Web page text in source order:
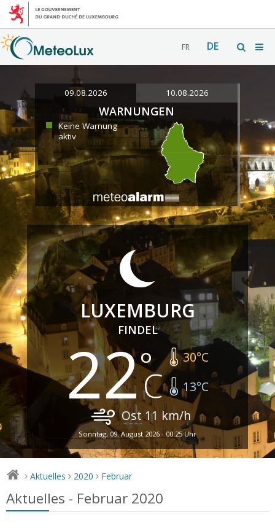
FR DE
09.08.2026 10.08.2026
WARNUNGEN
Keine Warnung
aktiv
LUXEMBURG
FINDEL
22 30°C
13°C
Ost11 km/h
Sonntag, 09. August 2026 - 00:25 Uhr
> Aktuelles > 2020 > Februar
Aktuelles - Februar 2020